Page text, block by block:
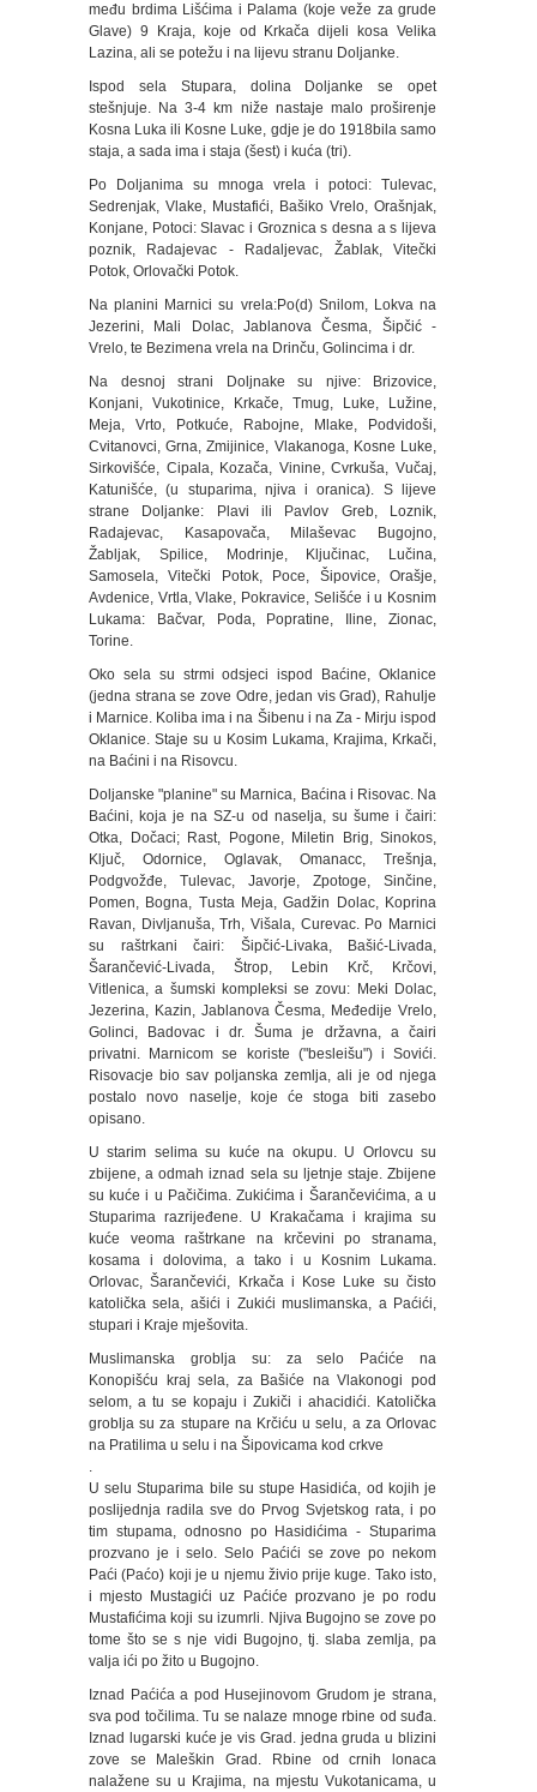
među brdima Lišćima i Palama (koje veže za grude
Glave) 9 Kraja, koje od Krkača dijeli kosa Velika
Lazina, ali se potežu i na lijevu stranu Doljanke.
Ispod sela Stupara, dolina Doljanke se opet
stešnjuje. Na 3-4 km niže nastaje malo proširenje
Kosna Luka ili Kosne Luke, gdje je do 1918bila samo
staja, a sada ima i staja (šest) i kuća (tri).
Po Doljanima su mnoga vrela i potoci: Tulevac,
Sedrenjak, Vlake, Mustafići, Bašiko Vrelo, Orašnjak,
Konjane, Potoci: Slavac i Groznica s desna a s lijeva
poznik, Radajevac - Radaljevac, Žablak, Vitečki
Potok, Orlovački Potok.
Na planini Marnici su vrela:Po(d) Snilom, Lokva na
Jezerini, Mali Dolac, Jablanova Česma, Šipčić -
Vrelo, te Bezimena vrela na Drinču, Golincima i dr.
Na desnoj strani Doljnake su njive: Brizovice,
Konjani, Vukotinice, Krkače, Tmug, Luke, Lužine,
Meja, Vrto, Potkuće, Rabojne, Mlake, Podvidoši,
Cvitanovci, Grna, Zmijinice, Vlakanoga, Kosne Luke,
Sirkovišće, Cipala, Kozača, Vinine, Cvrkuša, Vučaj,
Katunišće, (u stuparima, njiva i oranica). S lijeve
strane Doljanke: Plavi ili Pavlov Greb, Loznik,
Radajevac, Kasapovača, Milaševac Bugojno,
Žabljak, Spilice, Modrinje, Ključinac, Lučina,
Samosela, Vitečki Potok, Poce, Šipovice, Orašje,
Avdenice, Vrtla, Vlake, Pokravice, Selišće i u Kosnim
Lukama: Bačvar, Poda, Popratine, Iline, Zionac,
Torine.
Oko sela su strmi odsjeci ispod Baćine, Oklanice
(jedna strana se zove Odre, jedan vis Grad), Rahulje
i Marnice. Koliba ima i na Šibenu i na Za - Mirju ispod
Oklanice. Staje su u Kosim Lukama, Krajima, Krkači,
na Baćini i na Risovcu.
Doljanske "planine" su Marnica, Baćina i Risovac. Na
Baćini, koja je na SZ-u od naselja, su šume i čairi:
Otka, Dočaci; Rast, Pogone, Miletin Brig, Sinokos,
Ključ, Odornice, Oglavak, Omanacc, Trešnja,
Podgvožđe, Tulevac, Javorje, Zpotoge, Sinčine,
Pomen, Bogna, Tusta Meja, Gadžin Dolac, Koprina
Ravan, Divljanuša, Trh, Višala, Curevac. Po Marnici
su raštrkani čairi: Šipčić-Livaka, Bašić-Livada,
Šarančević-Livada, Štrop, Lebin Krč, Krčovi,
Vitlenica, a šumski kompleksi se zovu: Meki Dolac,
Jezerina, Kazin, Jablanova Česma, Međedije Vrelo,
Golinci, Badovac i dr. Šuma je državna, a čairi
privatni. Marnicom se koriste ("besleišu") i Sovići.
Risovacje bio sav poljanska zemlja, ali je od njega
postalo novo naselje, koje će stoga biti zasebo
opisano.
U starim selima su kuće na okupu. U Orlovcu su
zbijene, a odmah iznad sela su ljetnje staje. Zbijene
su kuće i u Pačičima. Zukićima i Šarančevićima, a u
Stuparima razrijeđene. U Krakačama i krajima su
kuće veoma raštrkane na krčevini po stranama,
kosama i dolovima, a tako i u Kosnim Lukama.
Orlovac, Šarančevići, Krkača i Kose Luke su čisto
katolička sela, ašići i Zukići muslimanska, a Paćići,
stupari i Kraje mješovita.
Muslimanska groblja su: za selo Paćiće na
Konopišću kraj sela, za Bašiće na Vlakonogi pod
selom, a tu se kopaju i Zukiči i ahacidići. Katolička
groblja su za stupare na Krčiću u selu, a za Orlovac
na Pratilima u selu i na Šipovicama kod crkve
.
U selu Stuparima bile su stupe Hasidića, od kojih je
poslijednja radila sve do Prvog Svjetskog rata, i po
tim stupama, odnosno po Hasidićima - Stuparima
prozvano je i selo. Selo Paćići se zove po nekom
Paći (Paćo) koji je u njemu živio prije kuge. Tako isto,
i mjesto Mustagići uz Paćiće prozvano je po rodu
Mustafićima koji su izumrli. Njiva Bugojno se zove po
tome što se s nje vidi Bugojno, tj. slaba zemlja, pa
valja ići po žito u Bugojno.
Iznad Paćića a pod Husejinovom Grudom je strana,
sva pod točilima. Tu se nalaze mnoge rbine od suđa.
Iznad lugarski kuće je vis Grad. jedna gruda u blizini
zove se Maleškin Grad. Rbine od crnih lonaca
nalažene su u Krajima, na mjestu Vukotanicama, u